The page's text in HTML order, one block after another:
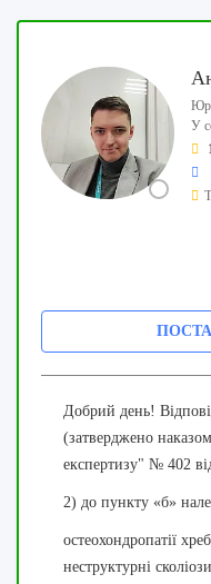
У
Добрий день!
(затверджено
експертизу" № 402
2) до пункту «б»
остеохондропатії
неструктурні